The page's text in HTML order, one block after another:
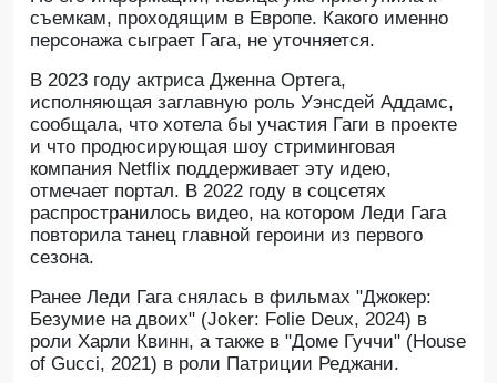
съемкам, проходящим в Европе. Какого именно
персонажа сыграет Гага, не уточняется.
В 2023 году актриса Дженна Ортега,
исполняющая заглавную роль Уэнсдей Аддамс,
сообщала, что хотела бы участия Гаги в проекте
и что продюсирующая шоу стриминговая
компания Netflix поддерживает эту идею,
отмечает портал. В 2022 году в соцсетях
распространилось видео, на котором Леди Гага
повторила танец главной героини из первого
сезона.
Ранее Леди Гага снялась в фильмах "Джокер:
Безумие на двоих" (Joker: Folie Deux, 2024) в
роли Харли Квинн, а также в "Доме Гуччи" (House
of Gucci, 2021) в роли Патриции Реджани.